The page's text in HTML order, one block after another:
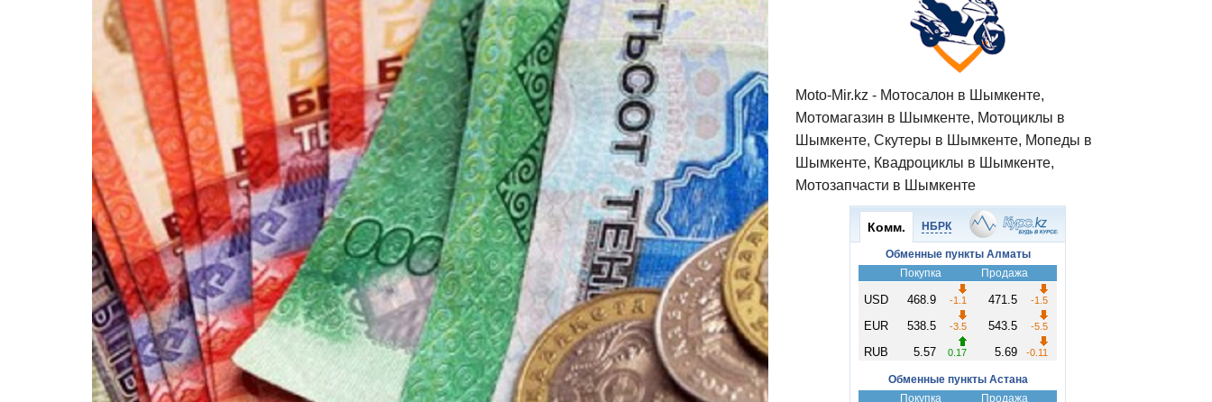
Moto-Mir.kz - Мотосалон в Шымкенте,
Мотомагазин в Шымкенте, Мотоциклы в
Шымкенте, Скутеры в Шымкенте, Мопеды в
Шымкенте, Квадроциклы в Шымкенте,
Мотозапчасти в Шымкенте